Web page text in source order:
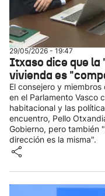
29/05/2026 - 19:47
Itxaso dice que la
vivienda es
El consejero y
en el Parlamento Vasco
habitacional y las
encuentro, Pello
Gobierno, pero también
dirección es la misma".